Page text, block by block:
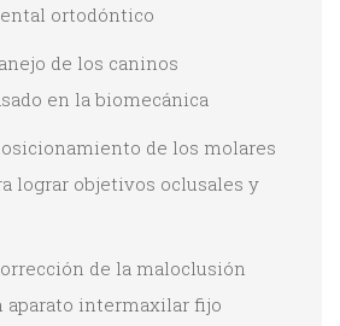
ortodóntico
de los caninos
en la biomecánica
de los molares
lograr objetivos oclusales y
de la maloclusión
aparato intermaxilar fijo